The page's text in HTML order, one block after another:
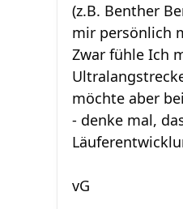
(z.B. Benther
mir persönlich
Zwar fühle Ich
möchte aber
- denke mal,
vG